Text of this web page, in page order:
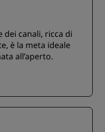
dei canali, ricca di
è la meta ideale
all’aperto.